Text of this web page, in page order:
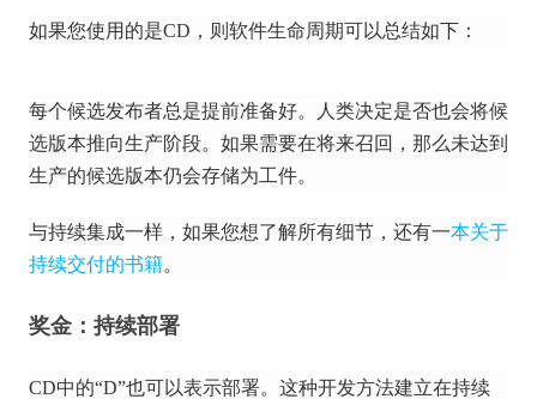
如果您使用的是CD，则软件生命周期可以总结如下：
每个候选发布者总是提前准备好。
人类决定是否也会将候
选版本推向生产阶段。 如果需要在将来召回，那么未达到
生产的候选版本仍会存储为工件。
与持续集成一样， 如果您想了解所有细节 ，还有一本关于
持续交付的书籍。
奖金：持续部署
CD中的“D”也可以表示部署。 这种开发方法建立在持续